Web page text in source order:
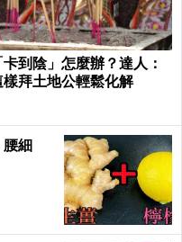
卡到陰」怎麼辦？達人：
樣拜土地公輕鬆化解
細